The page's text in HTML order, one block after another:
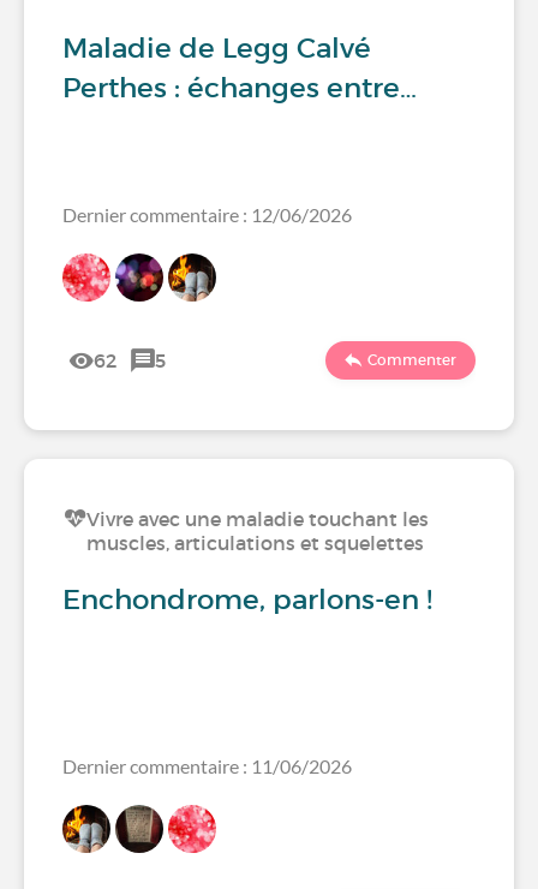
Maladie de Legg Calvé
Perthes : échanges entre…
Dernier commentaire : 12/06/2026
62 5 Commenter
Vivre avec une maladie touchant les
muscles, articulations et squelettes
Enchondrome, parlons-en !
Dernier commentaire : 11/06/2026